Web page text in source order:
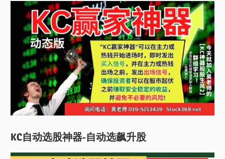
KC自动选股神器-自动选飙升股